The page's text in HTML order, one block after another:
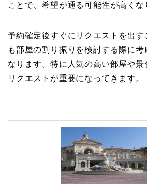
ことで、希望が通る可能性が高くな
予約確定後すぐにリクエストを出す
も部屋の割り振りを検討する際に考
なります。特に人気の高い部屋や
リクエストが重要になってきます。